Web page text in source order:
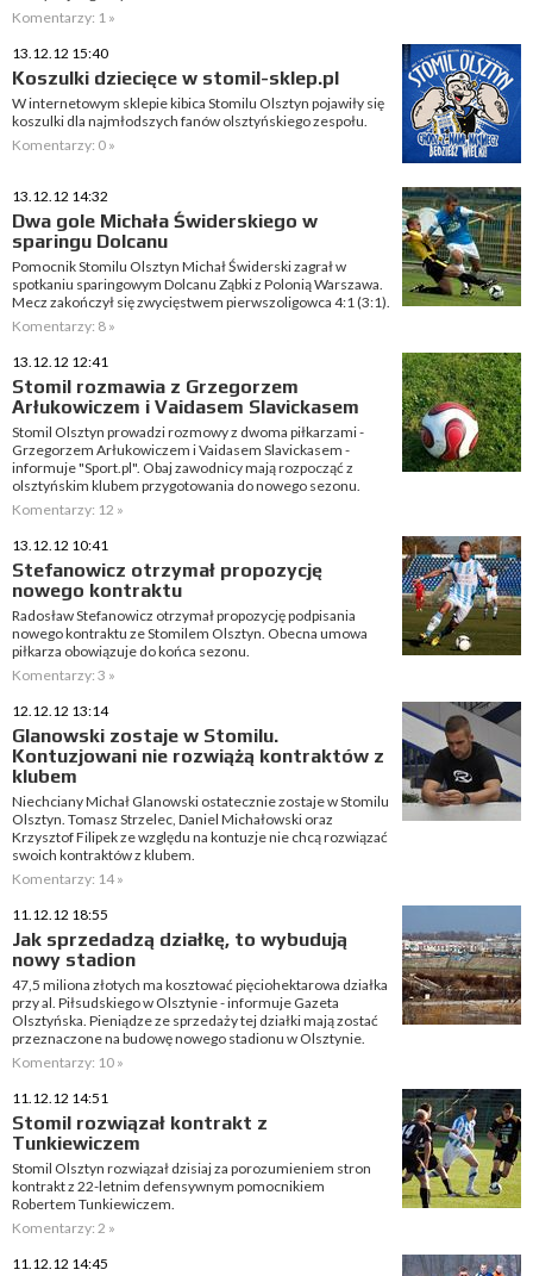
Komentarzy: 1 »
13.12.12 15:40
Koszulki dziecięce w stomil-sklep.pl
W internetowym sklepie kibica Stomilu Olsztyn pojawiły się
koszulki dla najmłodszych fanów olsztyńskiego zespołu.
Komentarzy: 0 »
13.12.12 14:32
Dwa gole Michała Świderskiego w
sparingu Dolcanu
Pomocnik Stomilu Olsztyn Michał Świderski zagrał w
spotkaniu sparingowym Dolcanu Ząbki z Polonią Warszawa.
Mecz zakończył się zwycięstwem pierwszoligowca 4:1 (3:1).
Komentarzy: 8 »
13.12.12 12:41
Stomil rozmawia z Grzegorzem
Arłukowiczem i Vaidasem Slavickasem
Stomil Olsztyn prowadzi rozmowy z dwoma piłkarzami -
Grzegorzem Arłukowiczem i Vaidasem Slavickasem -
informuje "Sport.pl". Obaj zawodnicy mają rozpocząć z
olsztyńskim klubem przygotowania do nowego sezonu.
Komentarzy: 12 »
13.12.12 10:41
Stefanowicz otrzymał propozycję
nowego kontraktu
Radosław Stefanowicz otrzymał propozycję podpisania
nowego kontraktu ze Stomilem Olsztyn. Obecna umowa
piłkarza obowiązuje do końca sezonu.
Komentarzy: 3 »
12.12.12 13:14
Glanowski zostaje w Stomilu.
Kontuzjowani nie rozwiążą kontraktów z
klubem
Niechciany Michał Glanowski ostatecznie zostaje w Stomilu
Olsztyn. Tomasz Strzelec, Daniel Michałowski oraz
Krzysztof Filipek ze względu na kontuzje nie chcą rozwiązać
swoich kontraktów z klubem.
Komentarzy: 14 »
11.12.12 18:55
Jak sprzedadzą działkę, to wybudują
nowy stadion
47,5 miliona złotych ma kosztować pięciohektarowa działka
przy al. Piłsudskiego w Olsztynie - informuje Gazeta
Olsztyńska. Pieniądze ze sprzedaży tej działki mają zostać
przeznaczone na budowę nowego stadionu w Olsztynie.
Komentarzy: 10 »
11.12.12 14:51
Stomil rozwiązał kontrakt z
Tunkiewiczem
Stomil Olsztyn rozwiązał dzisiaj za porozumieniem stron
kontrakt z 22-letnim defensywnym pomocnikiem
Robertem Tunkiewiczem.
Komentarzy: 2 »
11.12.12 14:45